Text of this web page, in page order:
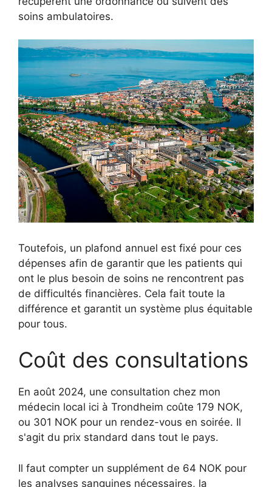
soins ambulatoires.
Toutefois, un plafond annuel est fixé pour ces
dépenses afin de garantir que les patients qui
ont le plus besoin de soins ne rencontrent pas
de difficultés financières. Cela fait toute la
différence et garantit un système plus équitable
pour tous.
Coût des consultations
En août 2024, une consultation chez mon
médecin local ici à Trondheim coûte 179 NOK,
ou 301 NOK pour un rendez-vous en soirée. Il
s'agit du prix standard dans tout le pays.
Il faut compter un supplément de 64 NOK pour
les analyses sanguines nécessaires, la